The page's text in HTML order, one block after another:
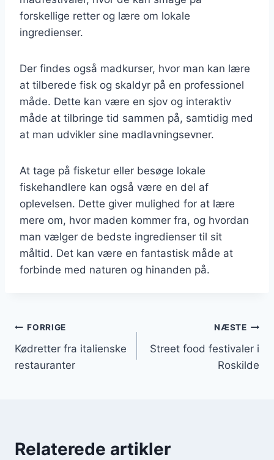
forskellige retter og lære om lokale
ingredienser.
Der findes også madkurser, hvor man kan lære
at tilberede fisk og skaldyr på en professionel
måde. Dette kan være en sjov og interaktiv
måde at tilbringe tid sammen på, samtidig med
at man udvikler sine madlavningsevner.
At tage på fisketur eller besøge lokale
fiskehandlere kan også være en del af
oplevelsen. Dette giver mulighed for at lære
mere om, hvor maden kommer fra, og hvordan
man vælger de bedste ingredienser til sit
måltid. Det kan være en fantastisk måde at
forbinde med naturen og hinanden på.
Indlægsnavigation
FORRIGE
Kødretter fra italienske
restauranter
NÆSTE
Street food festivaler i
Roskilde
Relaterede artikler